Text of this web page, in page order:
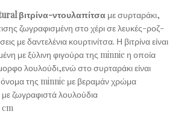
βιτρίνα-ντουλαπίτσα με συρταράκι,
ζωγραφισμένη στο χέρι σε λευκές-ροζ-
με δαντελένια κουρτινίτσα. Η βιτρίνα είναι
με ξύλινη φιγούρα της minnie η οποία
λουλούδι,ενώ στο συρταράκι είναι
της minnie με βεραμάν χρώμα
με ζωγραφιστά λουλούδια
cm